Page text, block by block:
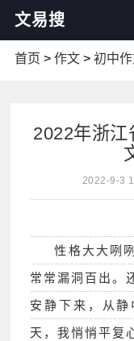
文易搜
首页 > 作文> 初中
2022年浙
2022-9-3
性格大大咧
常常漏洞百出。
安静下来，从
天，我悄悄平复